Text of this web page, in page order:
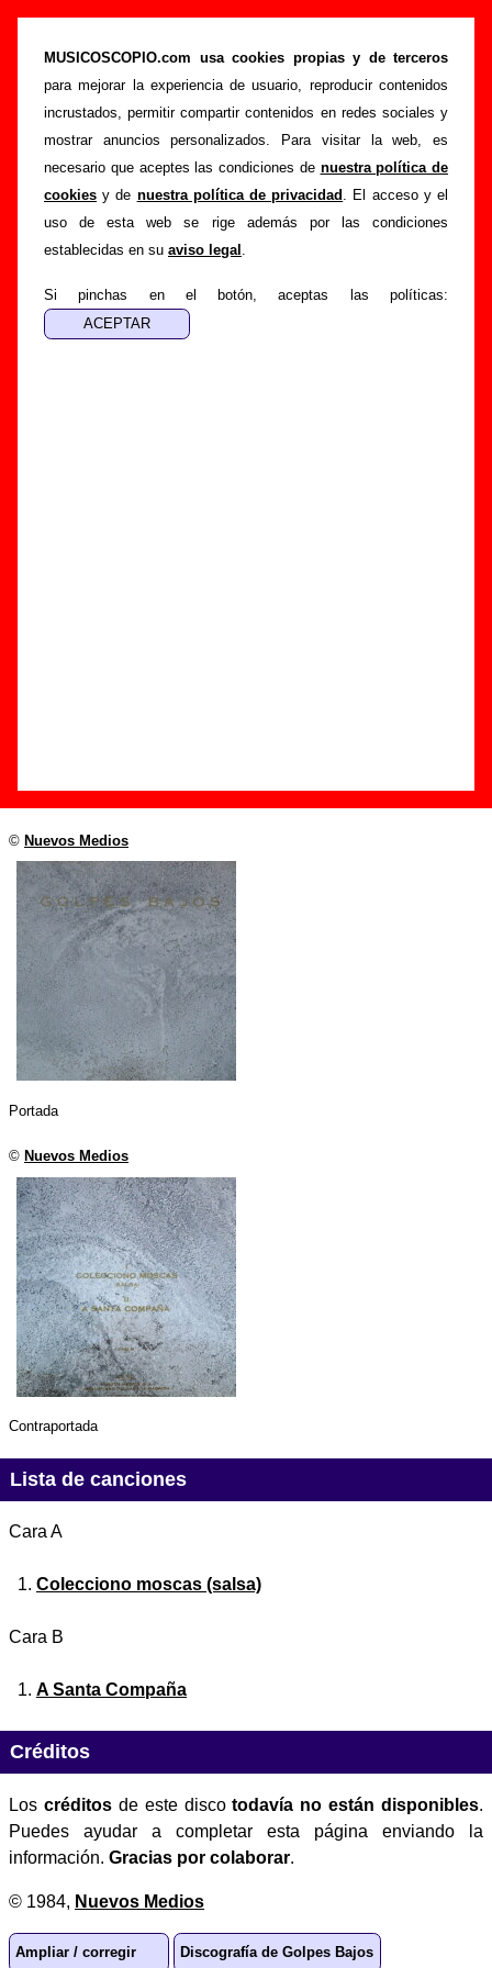
MUSICOSCOPIO.com usa cookies propias y de terceros
para mejorar la experiencia de usuario, reproducir contenidos
incrustados, permitir compartir contenidos en redes sociales y
mostrar anuncios personalizados. Para visitar la web, es
necesario que aceptes las condiciones de nuestra política de
cookies y de nuestra política de privacidad . El acceso y el
uso de esta web se rige además por las condiciones
establecidas en su aviso legal .
Si pinchas en el botón, aceptas las políticas:
“Colecciono moscas” (Maxi 12’’, 1984) -
Golpes Bajos
Portada >Golpes Bajos >Discografía >Colecciono moscas
Esta página pretende recopilar todo tipo de información
sobre eldisco “Colecciono moscas”, interpretado por
Golpes Bajos. Además del listado de canciones incluidas
en el disco, también se mostrarán en esta página otros tipos
de información a medida que estén disponibles: los datos
de las canciones (productor, músicos, colaboradores y
responsables de la grabación, las mezclas y la
Diseño
© Nuevos Medios
Portada
© Nuevos Medios
Contraportada
Lista de canciones
Cara A
Colecciono moscas (salsa)
Cara B
A Santa Compaña
Créditos
Los créditosde este discotodavía no están disponibles.
Puedes ayudar a completar esta página enviando la
información. Gracias por colaborar.
© 1984, Nuevos Medios
Ampliar / corregir Discografía de Golpes Bajos